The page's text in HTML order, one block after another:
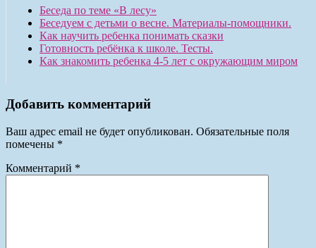
Беседа по теме «В лесу»
Беседуем с детьми о весне. Материалы-помощники.
Как научить ребенка понимать сказки
Готовность ребёнка к школе. Тесты.
Как знакомить ребенка 4-5 лет с окружающим миром
Добавить комментарий
Ваш адрес email не будет опубликован. Обязательные поля
помечены *
Комментарий *